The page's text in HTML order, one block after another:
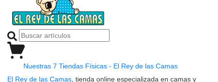
Nuestras 7 Tiendas Físicas - El Rey de las Camas
El Rey de las Camas , tienda online especializada en camas y